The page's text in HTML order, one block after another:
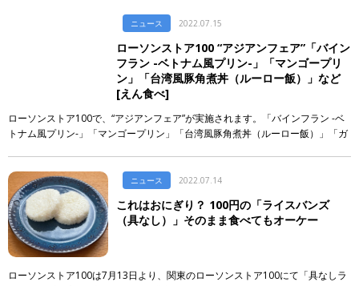
ニュース 2022.07.15
ローソンストア100 “アジアンフェア”「バイン
フラン -ベトナム風プリン-」「マンゴープリ
ン」「台湾風豚角煮丼（ルーロー飯）」など
[えん食べ]
ローソンストア100で、“アジアンフェア”が実施されます。「バインフラン -ベ
トナム風プリン-」「マンゴープリン」「台湾風豚角煮丼（ルーロー飯）」「ガ
ン」「チーズタッカルビパン」などがラインナップ。
ニュース 2022.07.14
これはおにぎり？ 100円の「ライスバンズ
（具なし）」そのまま食べてもオーケー
ローソンストア100は7月13日より、関東のローソンストア100にて「具なしラ